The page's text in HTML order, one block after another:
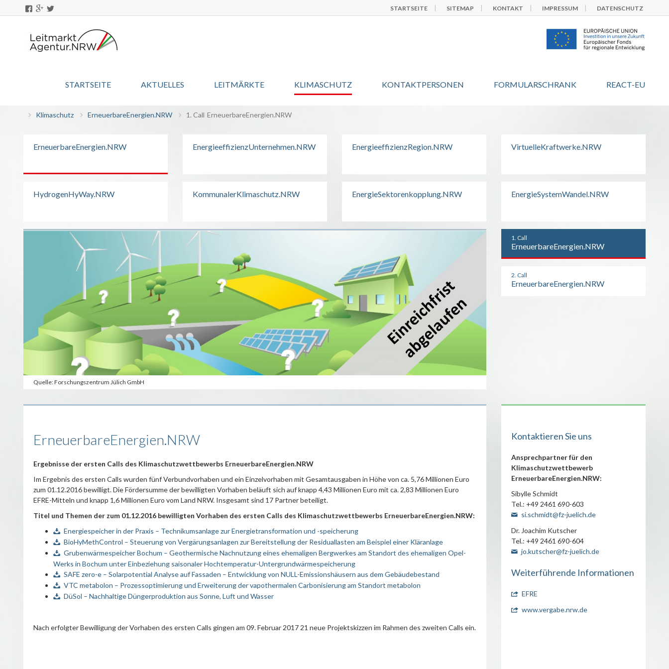
STARTSEITE SITEMAP KONTAKT IMPRESSUM DATENSCHUTZ
STARTSEITE AKTUELLES LEITMÄRKTE KLIMASCHUTZ KONTAKTPERSONEN FORMULARSCHRANK REACT-EU
Klimaschutz ErneuerbareEnergien.NRW 1. Call ErneuerbareEnergien.NRW
ErneuerbareEnergien.NRW EnergieeffizienzUnternehmen.NRW EnergieeffizienzRegion.NRW VirtuelleKraftwerke.NRW
HydrogenHyWay.NRW KommunalerKlimaschutz.NRW EnergieSektorenkopplung.NRW EnergieSystemWandel.NRW
Quelle: Forschungszentrum Jülich GmbH
1. Call
ErneuerbareEnergien.NRW
2. Call
ErneuerbareEnergien.NRW
ErneuerbareEnergien.NRW
Ergebnisse der ersten Calls des Klimaschutzwettbewerbs ErneuerbareEnergien.NRW
Im Ergebnis des ersten Calls wurden fünf Verbundvorhaben und ein Einzelvorhaben mit Gesamtausgaben in Höhe von ca. 5,76 Millionen Euro
zum 01.12.2016 bewilligt. Die Fördersumme der bewilligten Vorhaben beläuft sich auf knapp 4,43 Millionen Euro mit ca. 2,83 Millionen Euro
EFRE-Mitteln und knapp 1,6 Millionen Euro vom Land NRW. Insgesamt sind 17 Partner beteiligt.
Titel und Themen der zum 01.12.2016 bewilligten Vorhaben des ersten Calls des Klimaschutzwettbewerbs ErneuerbareEnergien.NRW:
Energiespeicher in der Praxis – Technikumsanlage zur Energietransformation und -speicherung
BioHyMethControl – Steuerung von Vergärungsanlagen zur Bereitstellung der Residuallasten am Beispiel einer Kläranlage
Grubenwärmespeicher Bochum – Geothermische Nachnutzung eines ehemaligen Bergwerkes am Standort des ehemaligen Opel-
Werks in Bochum unter Einbeziehung saisonaler Hochtemperatur-Untergrundwärmespeicherung
SAFE zero-e – Solarpotential Analyse auf Fassaden – Entwicklung von NULL-Emissionshäusern aus dem Gebäudebestand
VTC metabolon – Prozessoptimierung und Erweiterung der vapothermalen Carbonisierung am Standort metabolon
DüSol – Nachhaltige Düngerproduktion aus Sonne, Luft und Wasser
Nach erfolgter Bewilligung der Vorhaben des ersten Calls gingen am 09. Februar 2017 21 neue Projektskizzen im Rahmen des zweiten Calls ein.
Kontaktieren Sie uns
Ansprechpartner für den
Klimaschutzwettbewerb
ErneuerbareEnergien.NRW:
Sibylle Schmidt
Tel.: +49 2461 690-603
si.schmidt@fz-juelich.de
Dr. Joachim Kutscher
Tel.: +49 2461 690-604
jo.kutscher@fz-juelich.de
Weiterführende Informationen
EFRE
www.vergabe.nrw.de